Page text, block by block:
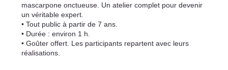
mascarpone onctueuse. Un atelier complet pour devenir
un véritable expert.
• Tout public à partir de 7 ans.
• Durée : environ 1 h.
• Goûter offert. Les participants repartent avec leurs
réalisations.